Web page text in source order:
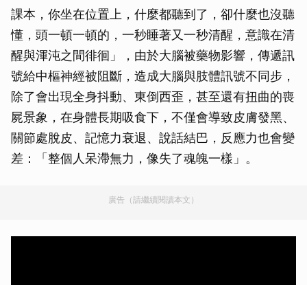
課本，你坐在位置上，什麼都聽到了，卻什麼也沒聽
懂，頭一頓一頓的，一秒睡著又一秒清醒，意識在清
醒與渾沌之間徘徊」，由於大腦被藥物影響，傳遞訊
號給中樞神經被阻斷，造成大腦與肢體訊號不同步，
除了會出現全身抖動、東倒西歪，甚至還有扭曲的喪
屍景象，在身體長期吸食下，不僅會導致皮膚發黑、
關節處脫皮、記憶力衰退、說話結巴，反應力也會變
差：「整個人呆滯無力，像失了魂魄一樣」。
廣告（請繼續閱讀本文）